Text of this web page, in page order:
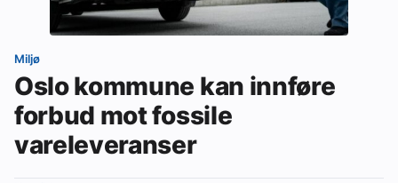
Miljø
Oslo kommune kan innføre
forbud mot fossile
vareleveranser